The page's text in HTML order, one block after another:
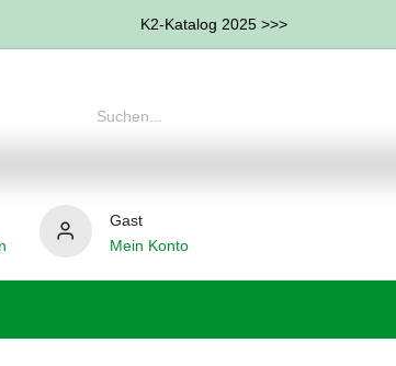
K2-Katalog 2025 >>>
Gast
Mein Konto